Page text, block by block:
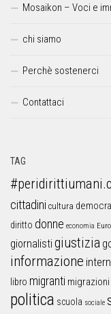
Mosaikon – Voci e
chi siamo
Perchè sostenerci
Contattaci
TAG
cittadini cultura
diritto donne economia
giornalistigiustizia
informazione
libro migranti migrazioni
politica scuola sociale